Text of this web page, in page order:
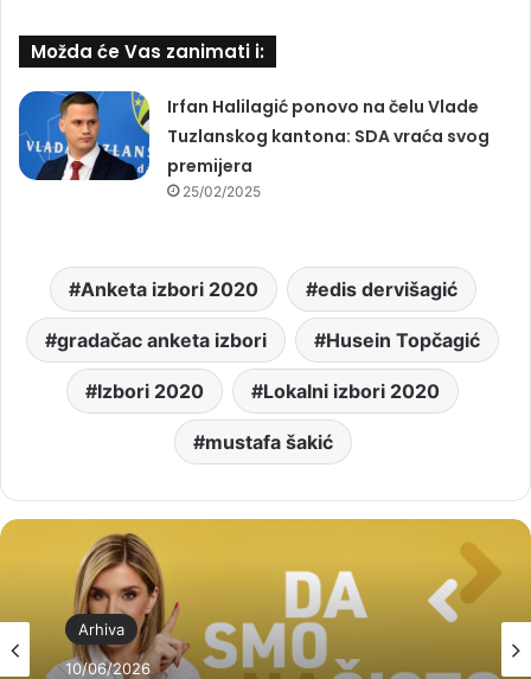
Možda će Vas zanimati i:
Irfan Halilagić ponovo na čelu Vlade
Tuzlanskog kantona: SDA vraća svog
premijera
25/02/2025
Anketa izbori 2020 edis dervišagić
gradačac anketa izbori Husein Topčagić
Izbori 2020 Lokalni izbori 2020
mustafa šakić
Arhiva
10/06/2026